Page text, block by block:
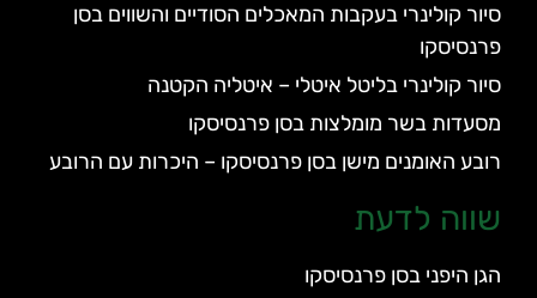
סיור קולינרי בעקבות המאכלים הסודיים והשווים בסן
פרנסיסקו
סיור קולינרי בליטל איטלי – איטליה הקטנה
מסעדות בשר מומלצות בסן פרנסיסקו
רובע האומנים מישן בסן פרנסיסקו – היכרות עם הרובע
שווה לדעת
הגן היפני בסן פרנסיסקו